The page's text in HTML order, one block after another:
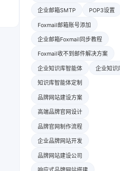
企业邮箱SMTP POP3设置
Foxmail邮箱账号添加
企业邮箱Foxmail同步教程
Foxmail收不到邮件解决方案
企业知识库智能体 企业知识
知识库智能体定制
品牌网站建设方案
高端品牌官网设计
品牌官网制作流程
企业品牌网站开发
品牌网站建设公司